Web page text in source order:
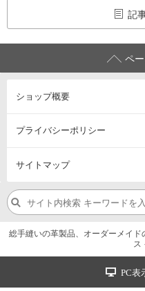
記
ペ
ショップ概要
プライバシーポリシー
サイトマップ
総手縫いの革製品、オーダーメイ
ス
PC表